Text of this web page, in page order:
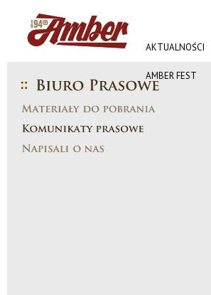
AKTUALNOŚCI
AMBER FEST